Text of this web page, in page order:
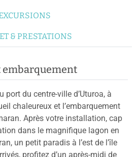
& PRESTATIONS
embarquement
port du centre-ville d’Uturoa, à
chaleureux et l’embarquement
Après votre installation, cap
dans le magnifique lagon en
un petit paradis à l’est de l’île
profitez d’un après-midi de